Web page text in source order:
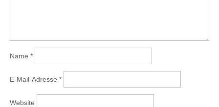
Name *
E-Mail-Adresse *
Website